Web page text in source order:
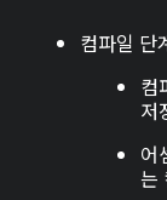
컴파일
컴
저
어
는